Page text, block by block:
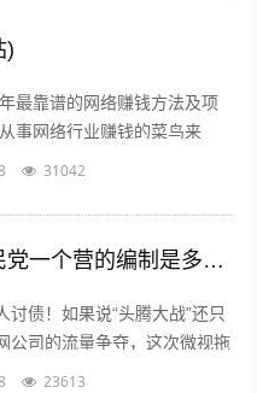
)
最靠谱的网络赚钱方法及项
事网络行业赚钱的菜鸟来
、注册发帖、打码、挂机、时
31042
一个营的编制是多少人(国民党一个营的编制是多少人)
讨债！如果说“头腾大战”还只
公司的流量争夺，这次微视拖
的行为，无疑是雪上加霜，让
23613